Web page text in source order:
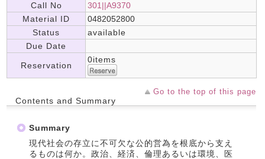
Call No
301||A9370
Material ID
0482052800
Status
available
Due Date
Reservation
0items
Go to the top of this page
Contents and Summary
Summary
現代社会の存立に不可欠な公的営為を根底から支え
るものは何か。政治、経済、倫理あるいは環境、医